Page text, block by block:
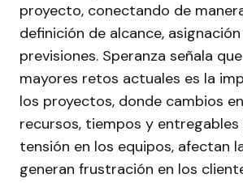
proyecto, conectando de
definición de alcance,
previsiones. Speranza señala
mayores retos actuales es la
los proyectos, donde cambios
recursos, tiempos y
tensión en los equipos, afectan
generan frustración en los